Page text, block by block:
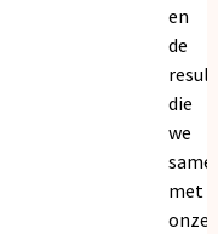
en
de
die
we
met
onze